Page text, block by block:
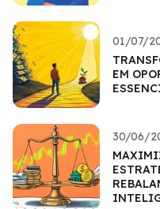
01/07/
EM
30/06/